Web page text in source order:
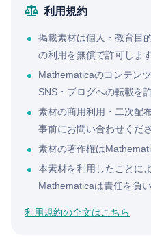
利用規約
掲載素材は個人・教育目
の利用を無償で許可します
Mathematicaのコンテン
SNS・ブログへの転載を
素材の商用利用・二次配
事前にお問い合わせくださ
素材の著作権は
本素材を利用したことに
Mathematicaは責任を負い
利用規約の全文はこちら